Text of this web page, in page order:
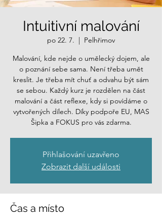
Intuitivní malování
po 22. 7.
  |
Pelhřimov
Malování, kde nejde o umělecký dojem, ale
o poznání sebe sama. Není třeba umět
kreslit. Je třeba mít chuť a odvahu být sám
se sebou. Každý kurz je rozdělen na část
malování a část reflexe, kdy si povídáme o
vytvořených dílech. Díky podpoře EU, MAS
Přihlašování uzavřeno
Zobrazit další události
Čas a místo